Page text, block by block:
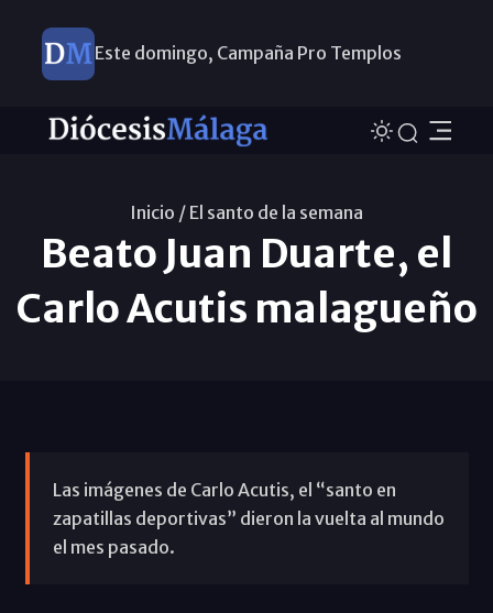
Este domingo, Campaña Pro Templos
Inicio / El santo de la semana
Beato Juan Duarte, el
Carlo Acutis malagueño
Las imágenes de Carlo Acutis, el “santo en
zapatillas deportivas” dieron la vuelta al mundo
el mes pasado.